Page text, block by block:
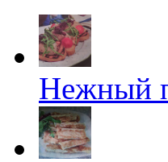
Нежный